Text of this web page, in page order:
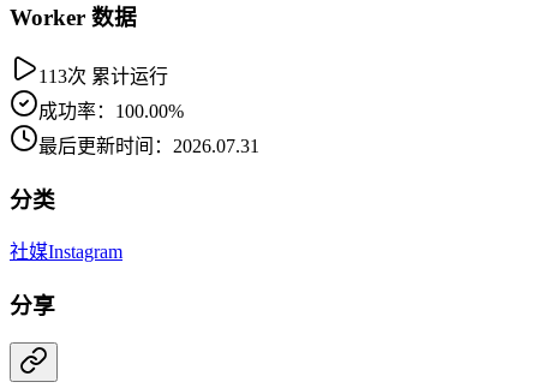
Worker 数据
113次 累计运行
成功率：100.00%
最后更新时间：2026.07.31
分类
社媒Instagram
分享